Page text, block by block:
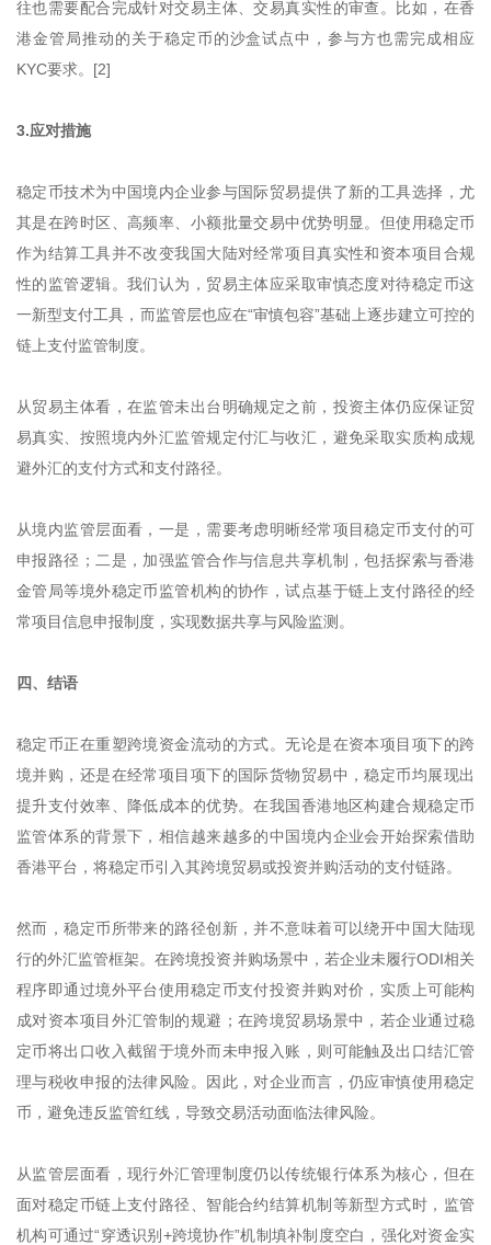
往也需要配合完成针对交易主体、交易真实性的审查。比如，在香
港金管局推动的关于稳定币的沙盒试点中，参与方也需完成相应
KYC要求。[2]
3.应对措施
稳定币技术为中国境内企业参与国际贸易提供了新的工具选择，尤
其是在跨时区、高频率、小额批量交易中优势明显。但使用稳定币
作为结算工具并不改变我国大陆对经常项目真实性和资本项目合规
性的监管逻辑。我们认为，贸易主体应采取审慎态度对待稳定币这
一新型支付工具，而监管层也应在“审慎包容”基础上逐步建立可控的
链上支付监管制度。
从贸易主体看，在监管未出台明确规定之前，投资主体仍应保证贸
易真实、按照境内外汇监管规定付汇与收汇，避免采取实质构成规
避外汇的支付方式和支付路径。
从境内监管层面看，一是，需要考虑明晰经常项目稳定币支付的可
申报路径；二是，加强监管合作与信息共享机制，包括探索与香港
金管局等境外稳定币监管机构的协作，试点基于链上支付路径的经
常项目信息申报制度，实现数据共享与风险监测。
四、结语
稳定币正在重塑跨境资金流动的方式。无论是在资本项目项下的跨
境并购，还是在经常项目项下的国际货物贸易中，稳定币均展现出
提升支付效率、降低成本的优势。在我国香港地区构建合规稳定币
监管体系的背景下，相信越来越多的中国境内企业会开始探索借助
香港平台，将稳定币引入其跨境贸易或投资并购活动的支付链路。
然而，稳定币所带来的路径创新，并不意味着可以绕开中国大陆现
行的外汇监管框架。在跨境投资并购场景中，若企业未履行ODI相关
程序即通过境外平台使用稳定币支付投资并购对价，实质上可能构
成对资本项目外汇管制的规避；在跨境贸易场景中，若企业通过稳
定币将出口收入截留于境外而未申报入账，则可能触及出口结汇管
理与税收申报的法律风险。因此，对企业而言，仍应审慎使用稳定
币，避免违反监管红线，导致交易活动面临法律风险。
从监管层面看，现行外汇管理制度仍以传统银行体系为核心，但在
面对稳定币链上支付路径、智能合约结算机制等新型方式时，监管
机构可通过“穿透识别+跨境协作”机制填补制度空白，强化对资金实